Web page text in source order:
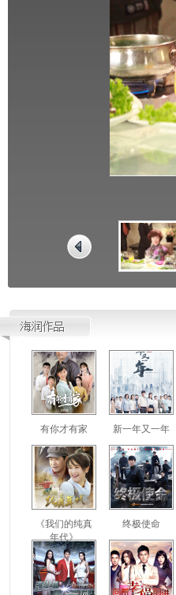
有你才有家 新一年又一年
《我们的纯真
年代》
终极使命